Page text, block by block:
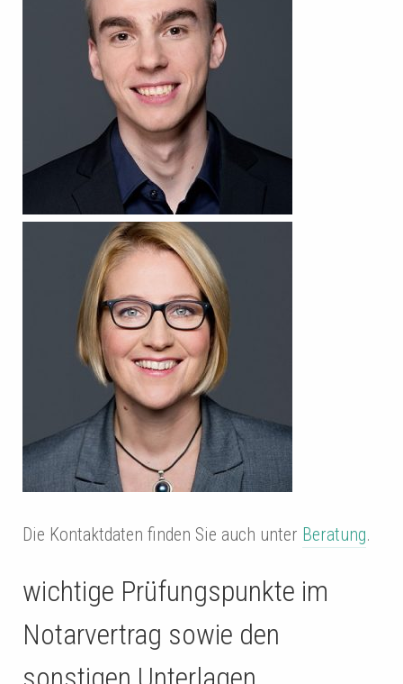
Die Kontaktdaten finden Sie auch unter Beratung.
wichtige Prüfungspunkte im
Notarvertrag sowie den